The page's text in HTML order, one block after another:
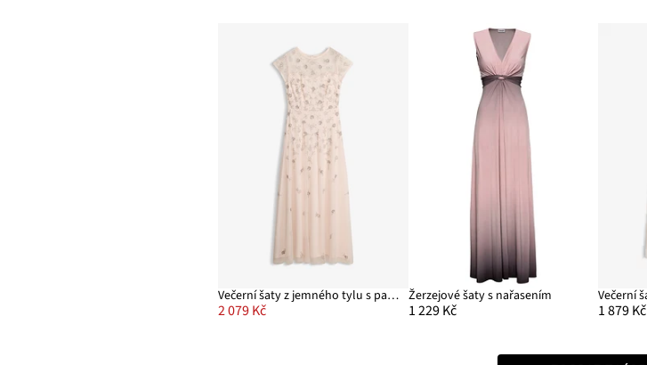
Večerní šaty z jemného tylu s pajetkovou výšivkou
2 079 Kč
Žerzejové šaty s nařasením
1 229 Kč 1 879 Kč